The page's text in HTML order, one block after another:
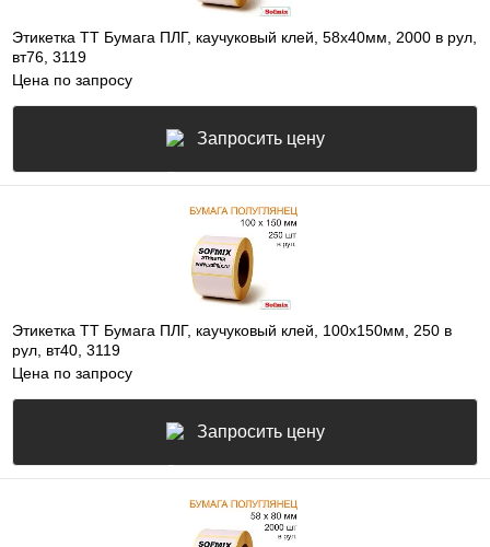
Этикетка ТТ Бумага ПЛГ, каучуковый клей, 58х40мм, 2000 в рул,
вт76, 3119
Цена по запросу
Запросить цену
Этикетка ТТ Бумага ПЛГ, каучуковый клей, 100х150мм, 250 в
рул, вт40, 3119
Цена по запросу
Запросить цену